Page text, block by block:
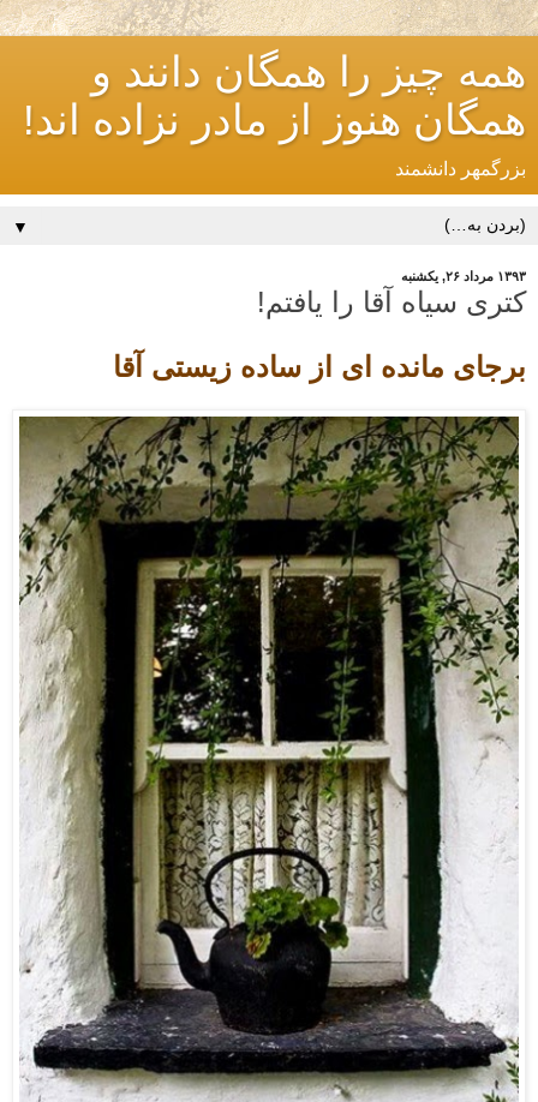
همه چیز را همگان دانند و
همگان هنوز از مادر نزاده اند!
بزرگمهر دانشمند
▼
۱۳۹۳ مرداد ۲۶, یکشنبه
کتری سیاه آقا را یافتم!
برجای مانده ای از ساده زیستی آقا